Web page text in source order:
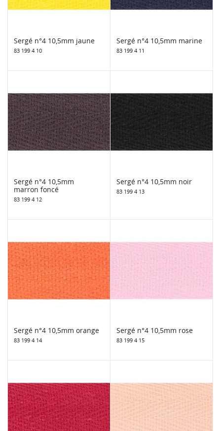
Sergé n°4 10,5mm jaune
83 199 4 10
Sergé n°4 10,5mm marine
83 199 4 11
Sergé n°4 10,5mm
marron foncé
83 199 4 12
Sergé n°4 10,5mm noir
83 199 4 13
Sergé n°4 10,5mm orange
83 199 4 14
Sergé n°4 10,5mm rose
83 199 4 15